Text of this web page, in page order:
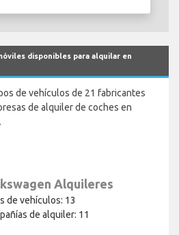
disponibles para alquilar en
de vehículos de 21 fabricantes
de alquiler de coches en
Alquileres
de vehículos: 13
de alquiler: 11